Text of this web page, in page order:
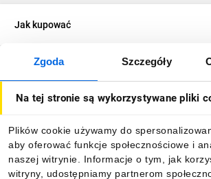
Zgoda Szczegóły
Na tej stronie są wykorzystywane pliki
Plików cookie używamy do
aby oferować funkcje społecznościowe i
naszej witrynie. Informacje o tym, jak
witryny, udostępniamy partnerom
Jak kupować
O firmie
Informacje